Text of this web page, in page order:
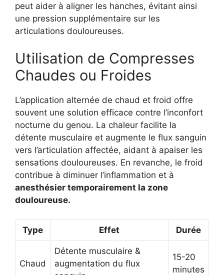
peut aider à aligner les hanches, évitant ainsi
une pression supplémentaire sur les
articulations douloureuses.
Utilisation de Compresses
Chaudes ou Froides
L’application alternée de chaud et froid offre
souvent une solution efficace contre l’inconfort
nocturne du genou. La chaleur facilite la
détente musculaire et augmente le flux sanguin
vers l’articulation affectée, aidant à apaiser les
sensations douloureuses. En revanche, le froid
contribue à diminuer l’inflammation et à
anesthésier temporairement la zone
douloureuse.
Type Effet Durée
Chaud
Détente musculaire &
augmentation du flux
15-20
minutes